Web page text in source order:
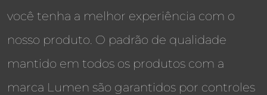
você tenha a melhor experiência com o
nosso produto. O padrão de qualidade
mantido em todos os produtos com a
marca Lumen são garantidos por controles